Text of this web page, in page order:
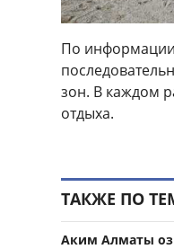
По информации
зон. В каждом
отдыха.
ТАКЖЕ ПО
Аким Алматы